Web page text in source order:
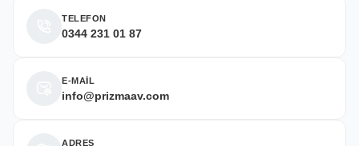
TELEFON
0344 231 01 87
E-MAİL
info@prizmaav.com
ADRES